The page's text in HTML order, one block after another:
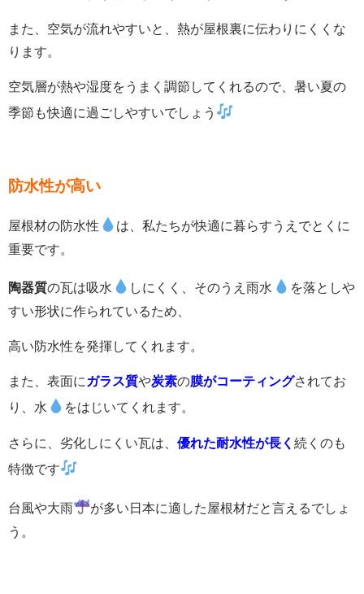
また、空気が流れやすいと、熱が屋根裏に伝わりにくくな
ります。
空気層が熱や湿度をうまく調節してくれるので、暑い夏の
季節も快適に過ごしやすいでしょう
防水性が高い
屋根材の防水性
は、私たちが快適に暮らすうえでとくに
重要です。
陶器質の瓦は吸水 しにくく、そのうえ雨水
を落としや
すい形状に作られているため、
高い防水性を発揮してくれます。
また、表面に ガラス質や炭素の膜がコーティングされてお
り、水
をはじいてくれます。
さらに、劣化しにくい瓦は、 優れた耐水性が長く 続くのも
特徴です
台風や大雨
が多い日本に適した屋根材だと言えるでしょ
う。